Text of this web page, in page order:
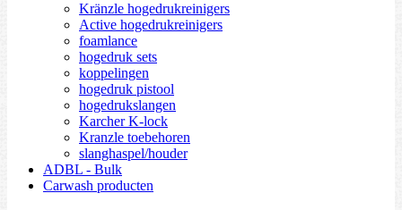
Kränzle hogedrukreinigers
Active hogedrukreinigers
foamlance
hogedruk sets
koppelingen
hogedruk pistool
hogedrukslangen
Karcher K-lock
Kranzle toebehoren
slanghaspel/houder
ADBL - Bulk
Carwash producten